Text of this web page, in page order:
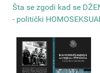
Šta se zgodi kad se
- politički